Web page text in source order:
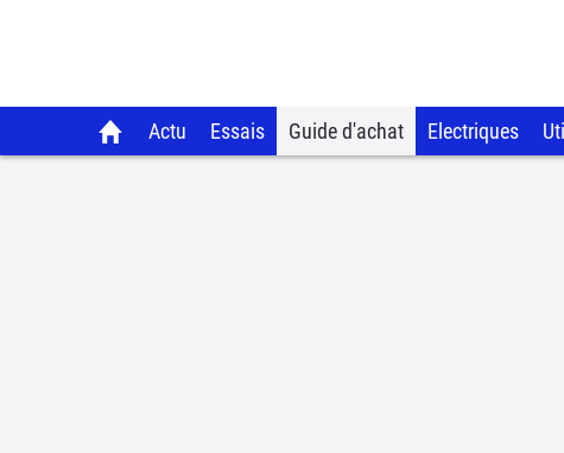
Actu Essais Guide d'achat Electriques